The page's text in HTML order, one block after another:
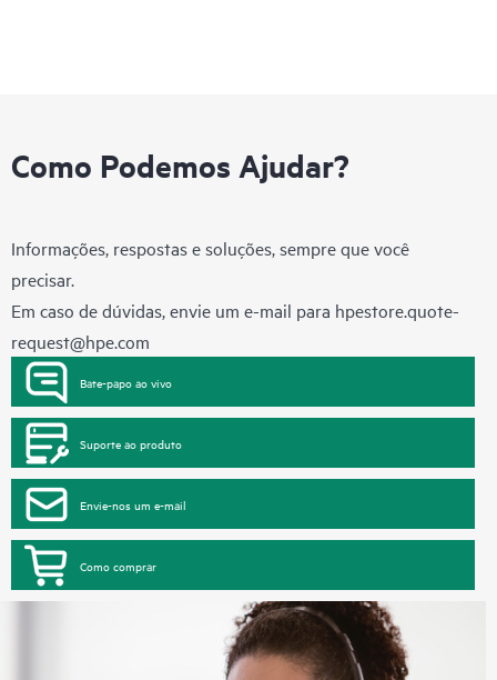
Como Podemos Ajudar?
Informações, respostas e soluções, sempre que você
precisar.
Em caso de dúvidas, envie um e-mail para hpestore.quote-
request@hpe.com
Bate-papo ao vivo
Suporte ao produto
Envie-nos um e-mail
Como comprar